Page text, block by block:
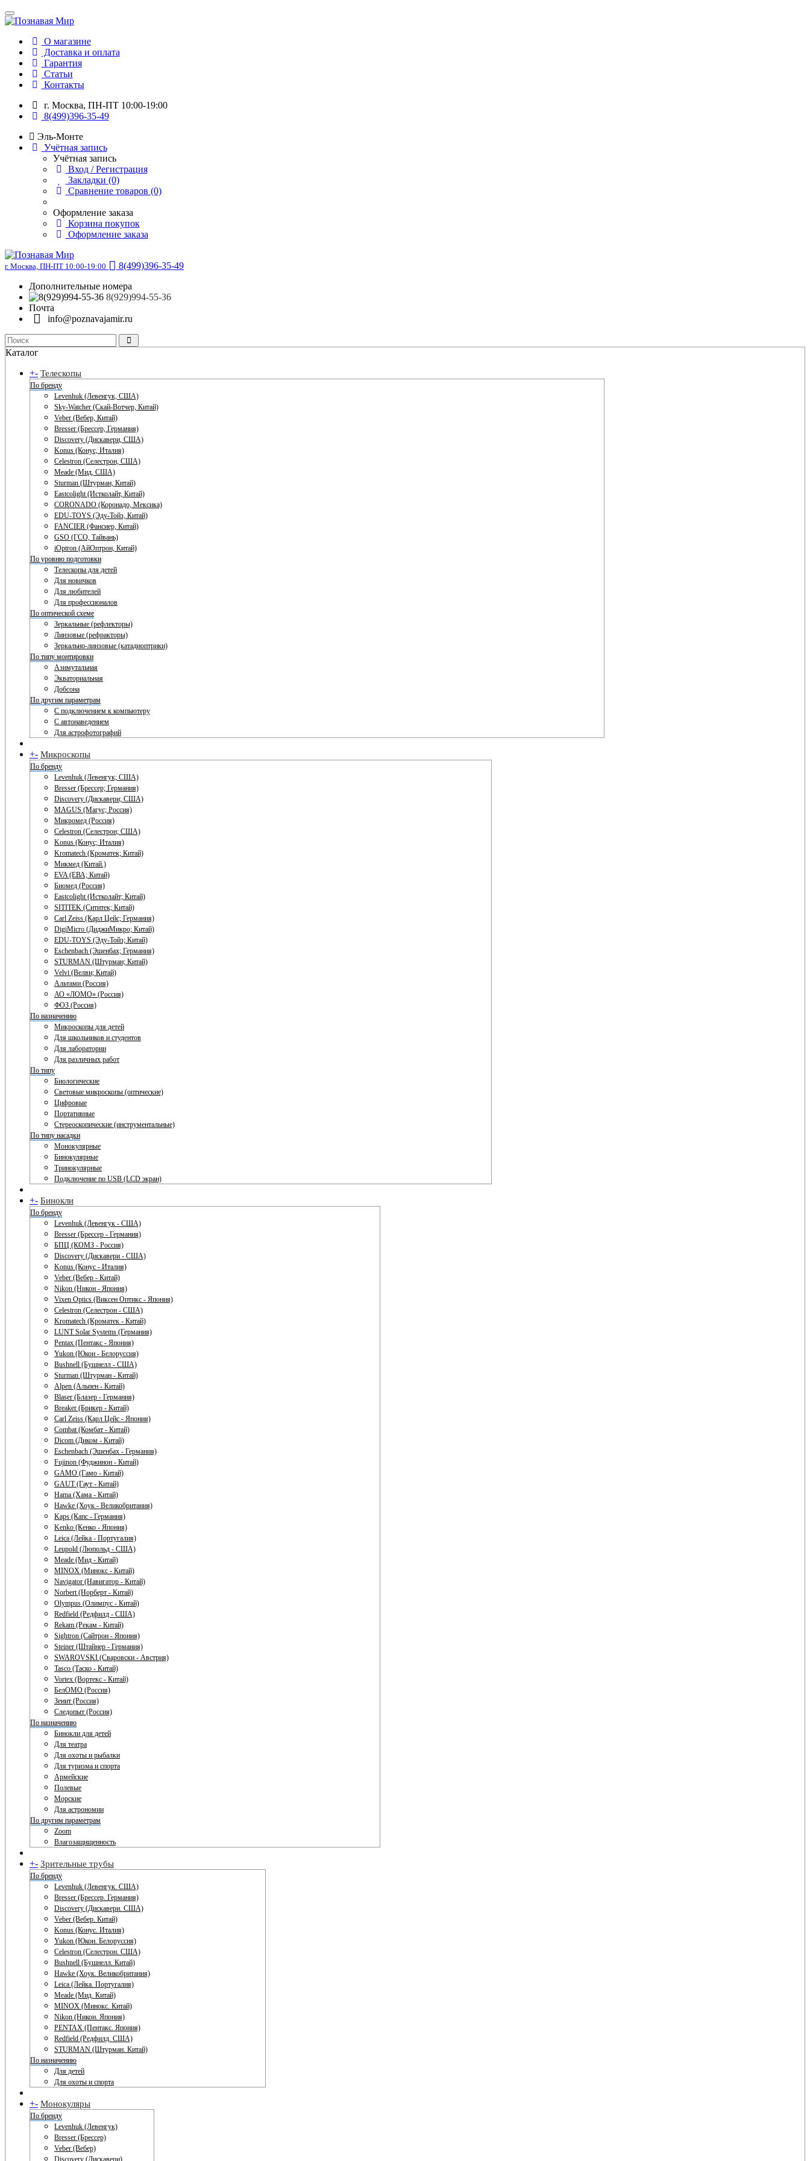
О магазине
Доставка и оплата
Гарантия
Статьи
Контакты
г. Москва, ПН-ПТ 10:00-19:00
8(499)396-35-49
Эль-Монте
Учётная запись
Учётная запись
Вход / Регистрация
Закладки (0)
Сравнение товаров (0)
Оформление заказа
Корзина покупок
Оформление заказа
г. Москва, ПН-ПТ 10:00-19:00
8(499)396-35-49
Дополнительные номера
8(929)994-55-36
Почта
info@poznavajamir.ru
Каталог
+- Телескопы
По бренду
Levenhuk (Левенгук, США)
Sky-Watcher (Скай-Вотчер, Китай)
Veber (Вебер, Китай)
Bresser (Брессер, Германия)
Discovery (Дискавери, США)
Konus (Конус, Италия)
Celestron (Селестрон, США)
Meade (Мид, США)
Sturman (Штурман, Китай)
Eastcolight (Истколайт, Китай)
CORONADO (Коронадо, Мексика)
EDU-TOYS (Эду-Тойз, Китай)
FANCIER (Фансиер, Китай)
GSO (ГСО, Тайвань)
iOptron (АйОптрон, Китай)
По уровню подготовки
Телескопы для детей
Для новичков
Для любителей
Для профессионалов
По оптической схеме
Зеркальные (рефлекторы)
Линзовые (рефракторы)
Зеркально-линзовые (катадиоптрики)
По типу монтировки
Азимутальная
Экваториальная
Добсона
По другим параметрам
С подключением к компьютеру
С автонаведением
Для астрофотографий
+- Микроскопы
По бренду
Levenhuk (Левенгук; США)
Bresser (Брессер; Германия)
Discovery (Дискавери; США)
MAGUS (Магус; Россия)
Микромед (Россия)
Celestron (Селестрон; США)
Konus (Конус; Италия)
Kromatech (Кроматек; Китай)
Микмед (Китай.)
EVA (ЕВА; Китай)
Биомед (Россия)
Eastcolight (Истколайт; Китай)
SITITEK (Сититек; Китай)
Carl Zeiss (Карл Цейс; Германия)
DigiMicro (ДиджиМикро; Китай)
EDU-TOYS (Эду-Тойз; Китай)
Eschenbach (Эшенбах; Германия)
STURMAN (Штурман; Китай)
Velvi (Велви; Китай)
Альтами (Россия)
АО «ЛОМО» (Россия)
ФОЗ (Россия)
По назначению
Микроскопы для детей
Для школьников и студентов
Для лаборатории
Для различных работ
По типу
Биологические
Световые микроскопы (оптические)
Цифровые
Портативные
Стереоскопические (инструментальные)
По типу насадки
Монокулярные
Бинокулярные
Тринокулярные
Подключение по USB (LCD экран)
+- Бинокли
По бренду
Levenhuk (Левенгук - США)
Bresser (Брессер - Германия)
БПЦ (КОМЗ - Россия)
Discovery (Дискавери - США)
Konus (Конус - Италия)
Veber (Вебер - Китай)
Nikon (Никон - Япония)
Vixen Optics (Виксен Оптикс - Япония)
Celestron (Селестрон - США)
Kromatech (Кроматек - Китай)
LUNT Solar Systems (Германия)
Pentax (Пентакс - Япония)
Yukon (Юкон - Белоруссия)
Bushnell (Бушнелл - США)
Sturman (Штурман - Китай)
Alpen (Альпен - Китай)
Blaser (Блазер - Германия)
Breaker (Брикер - Китай)
Carl Zeiss (Карл Цейс - Япония)
Combat (Комбат - Китай)
Dicom (Диком - Китай)
Eschenbach (Эшенбах - Германия)
Fujinon (Фуджинон - Китай)
GAMO (Гамо - Китай)
GAUT (Гаут - Китай)
Hama (Хама - Китай)
Hawke (Хоук - Великобритания)
Kaps (Капс - Германия)
Kenko (Кенко - Япония)
Leica (Лейка - Португалия)
Leupold (Люпольд - США)
Meade (Мид - Китай)
MINOX (Минокс - Китай)
Navigator (Навигатор - Китай)
Norbert (Норберт - Китай)
Olympus (Олимпус - Китай)
Redfield (Редфилд - США)
Rekam (Рекам - Китай)
Sightron (Сайтрон - Япония)
Steiner (Штайнер - Германия)
SWAROVSKI (Сваровски - Австрия)
Tasco (Таско - Китай)
Vortex (Вортекс - Китай)
БелОМО (Россия)
Зенит (Россия)
Следопыт (Россия)
По назначению
Бинокли для детей
Для театра
Для охоты и рыбалки
Для туризма и спорта
Армейские
Полевые
Морские
Для астрономии
По другим параметрам
Zoom
Влагозащищенность
+- Зрительные трубы
По бренду
Levenhuk (Левенгук. США)
Bresser (Брессер. Германия)
Discovery (Дискавери. США)
Veber (Вебер. Китай)
Konus (Конус. Италия)
Yukon (Юкон. Белоруссия)
Celestron (Селестрон. США)
Bushnell (Бушнелл. Китай)
Hawke (Хоук. Великобритания)
Leica (Лейка. Португалия)
Meade (Мид. Китай)
MINOX (Минокс. Китай)
Nikon (Никон. Япония)
PENTAX (Пентакс. Япония)
Redfield (Редфилд. США)
STURMAN (Штурман. Китай)
По назначению
Для детей
Для охоты и спорта
+- Монокуляры
По бренду
Levenhuk (Левенгук)
Bresser (Брессер)
Veber (Вебер)
Discovery (Дискавери)